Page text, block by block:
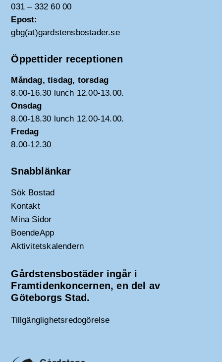
031 – 332 60 00
Epost:
gbg(at)gardstensbostader.se
Öppettider receptionen
Måndag, tisdag, torsdag
8.00-16.30 lunch 12.00-13.00.
Onsdag
8.00-18.30 lunch 12.00-14.00.
Fredag
8.00-12.30
Snabblänkar
Sök Bostad
Kontakt
Mina Sidor
BoendeApp
Aktivitetskalendern
Gårdstensbostäder ingår i
Framtidenkoncernen, en del av
Göteborgs Stad.
Tillgänglighetsredogörelse